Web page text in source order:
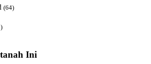
(64)
Ini